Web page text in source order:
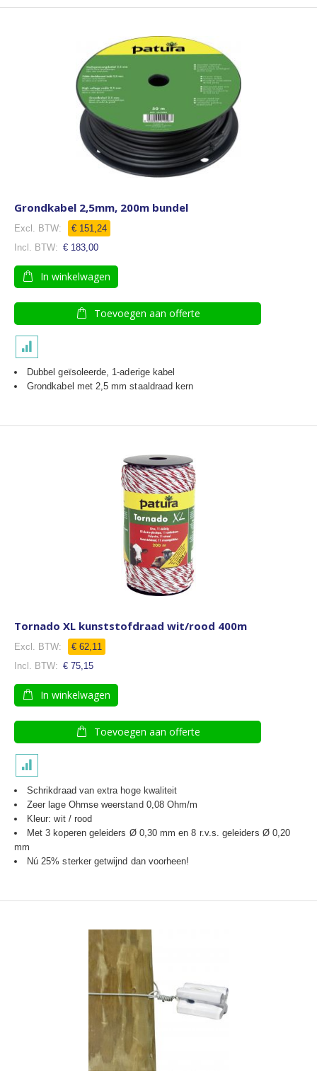
Grondkabel 2,5mm, 200m bundel
€ 151,24
€ 183,00
In winkelwagen
Toevoegen aan offerte
Dubbel geïsoleerde, 1-aderige kabel
Grondkabel met 2,5 mm staaldraad kern
Tornado XL kunststofdraad wit/rood 400m
€ 62,11
€ 75,15
In winkelwagen
Toevoegen aan offerte
Schrikdraad van extra hoge kwaliteit
Zeer lage Ohmse weerstand 0,08 Ohm/m
Kleur: wit / rood
Met 3 koperen geleiders Ø 0,30 mm en 8 r.v.s. geleiders Ø 0,20
mm
Nú 25% sterker getwijnd dan voorheen!